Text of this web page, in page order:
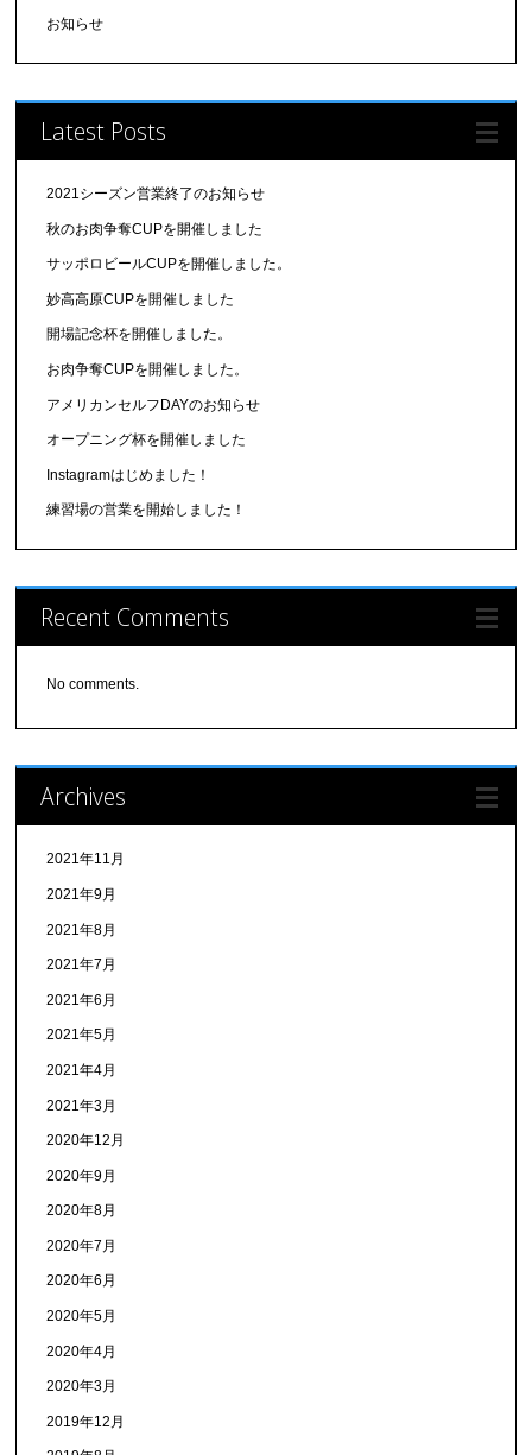
お知らせ
Latest Posts
2021シーズン営業終了のお知らせ
秋のお肉争奪CUPを開催しました
サッポロビールCUPを開催しました。
妙高高原CUPを開催しました
開場記念杯を開催しました。
お肉争奪CUPを開催しました。
アメリカンセルフDAYのお知らせ
オープニング杯を開催しました
Instagramはじめました！
練習場の営業を開始しました！
Recent Comments
No comments.
Archives
2021年11月
2021年9月
2021年8月
2021年7月
2021年6月
2021年5月
2021年4月
2021年3月
2020年12月
2020年9月
2020年8月
2020年7月
2020年6月
2020年5月
2020年4月
2020年3月
2019年12月